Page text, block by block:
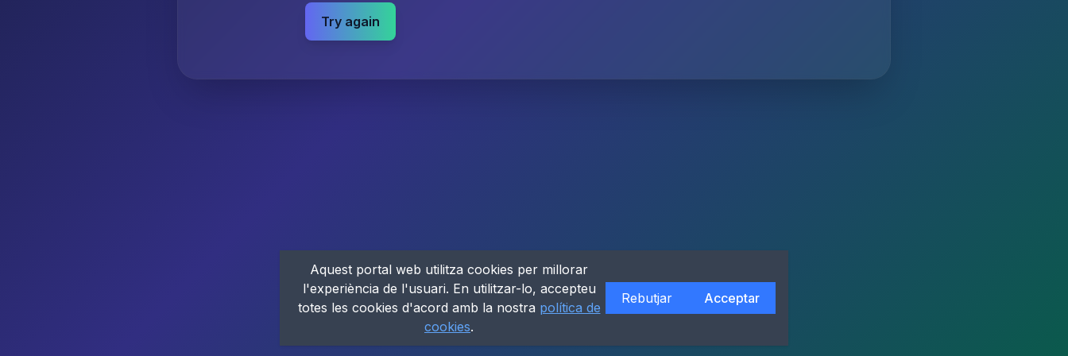
Try again
Aquest portal web utilitza cookies per millorar
l'experiència de l'usuari. En utilitzar-lo, accepteu
totes les cookies d'acord amb la nostra política de
cookies.
Rebutjar Acceptar